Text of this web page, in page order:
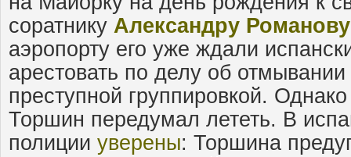
соратнику Александру Романову
аэропорту его уже ждали
арестовать по делу об отмывании
преступной группировкой.
Торшин передумал лететь. В
полиции уверены: Торшина